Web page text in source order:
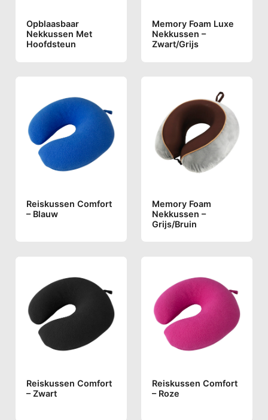
Opblaasbaar
Nekkussen Met
Hoofdsteun
Memory Foam Luxe
Nekkussen –
Zwart/grijs
Reiskussen Comfort
– Blauw
Memory Foam
Nekkussen –
Grijs/bruin
Reiskussen Comfort
– Zwart
Reiskussen Comfort
– Roze